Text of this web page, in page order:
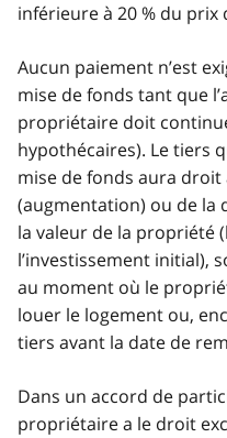
inférieure à 20 % du prix
Aucun paiement n’est
mise de fonds tant que
propriétaire doit
hypothécaires). Le tiers
mise de fonds aura droit
(augmentation) ou de la
la valeur de la propriété
l’investissement initial),
au moment où le
louer le logement ou,
tiers avant la date de
Dans un accord de
propriétaire a le droit